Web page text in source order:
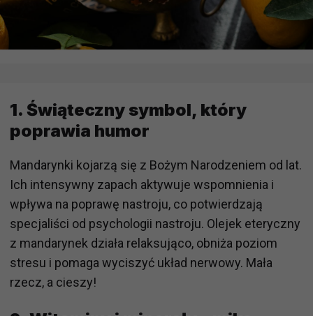
1. Świąteczny symbol, który
poprawia humor
Mandarynki kojarzą się z Bożym Narodzeniem od lat.
Ich intensywny zapach aktywuje wspomnienia i
wpływa na poprawę nastroju, co potwierdzają
specjaliści od psychologii nastroju. Olejek eteryczny
z mandarynek działa relaksująco, obniża poziom
stresu i pomaga wyciszyć układ nerwowy. Mała
rzecz, a cieszy!